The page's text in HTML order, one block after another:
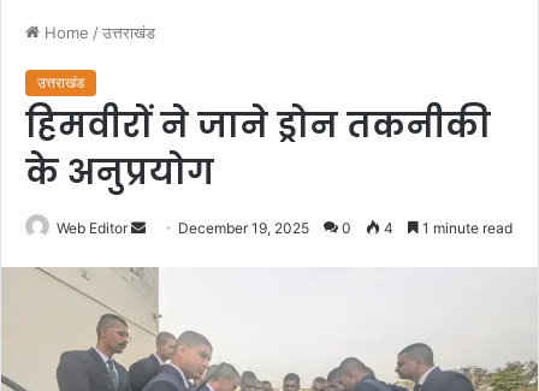
Home /उत्तराखंड
उत्तराखंड
हिमवीरों ने जाने ड्रोन तकनीकी
के अनुप्रयोग
Web Editor
n
d
n
December 19, 2025 0 4 1 minute read